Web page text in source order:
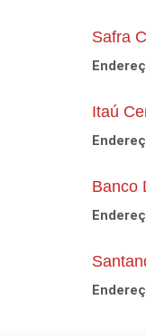
Safra
Itaú
Banco